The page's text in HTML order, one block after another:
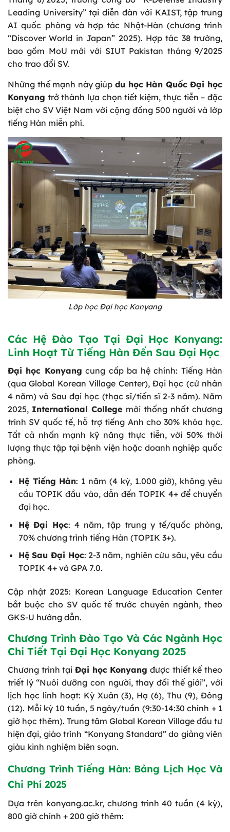
Leading University” tại diễn đàn với KAIST, tập trung
AI quốc phòng và hợp tác Nhật-Hàn (chương trình
“Discover World in Japan” 2025). Hợp tác 38 trường,
bao gồm MoU mới với SIUT Pakistan tháng 9/2025
cho trao đổi SV.
Những thế mạnh này giúp du học Hàn Quốc Đại học
Konyang trở thành lựa chọn tiết kiệm, thực tiễn – đặc
biệt cho SV Việt Nam với cộng đồng 500 người và lớp
tiếng Hàn miễn phí.
Lớp học Đại học Konyang
Các Hệ Đào Tạo Tại Đại Học Konyang:
Linh Hoạt Từ Tiếng Hàn Đến Sau Đại Học
Đại học Konyang cung cấp ba hệ chính: Tiếng Hàn
(qua Global Korean Village Center), Đại học (cử nhân
4 năm) và Sau đại học (thạc sĩ/tiến sĩ 2-3 năm). Năm
2025, International College mới thống nhất chương
trình SV quốc tế, hỗ trợ tiếng Anh cho 30% khóa học.
Tất cả nhấn mạnh kỹ năng thực tiễn, với 50% thời
lượng thực tập tại bệnh viện hoặc doanh nghiệp quốc
phòng.
Hệ Tiếng Hàn: 1 năm (4 kỳ, 1.000 giờ), không yêu
cầu TOPIK đầu vào, dẫn đến TOPIK 4+ để chuyển
đại học.
Hệ Đại Học: 4 năm, tập trung y tế/quốc phòng,
70% chương trình tiếng Hàn (TOPIK 3+).
Hệ Sau Đại Học: 2-3 năm, nghiên cứu sâu, yêu cầu
TOPIK 4+ và GPA 7.0.
Cập nhật 2025: Korean Language Education Center
bắt buộc cho SV quốc tế trước chuyên ngành, theo
GKS-U hướng dẫn.
Chương Trình Đào Tạo Và Các Ngành Học
Chi Tiết Tại Đại Học Konyang 2025
Chương trình tại Đại học Konyang được thiết kế theo
triết lý “Nuôi dưỡng con người, thay đổi thế giới”, với
lịch học linh hoạt: Kỳ Xuân (3), Hạ (6), Thu (9), Đông
(12). Mỗi kỳ 10 tuần, 5 ngày/tuần (9:30-14:30 chính + 1
giờ học thêm). Trung tâm Global Korean Village đầu tư
hiện đại, giáo trình “Konyang Standard” do giảng viên
giàu kinh nghiệm biên soạn.
Chương Trình Tiếng Hàn: Bảng Lịch Học Và
Chi Phí 2025
Dựa trên konyang.ac.kr, chương trình 40 tuần (4 kỳ),
800 giờ chính + 200 giờ thêm: